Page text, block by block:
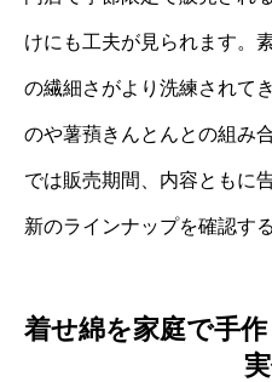
けにも工夫が見られます。
の繊細さがより洗練されて
のや薯蕷きんとんとの組み
では販売期間、内容ともに
新のラインナップを確認す
着せ綿を家庭で手